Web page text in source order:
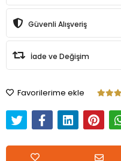
Güvenli Alışveriş
İade ve Değişim
Favorilerime ekle